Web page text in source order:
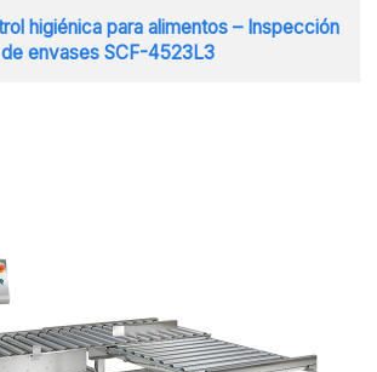
higiénica para alimentos – Inspección
envases SCF-4523L3